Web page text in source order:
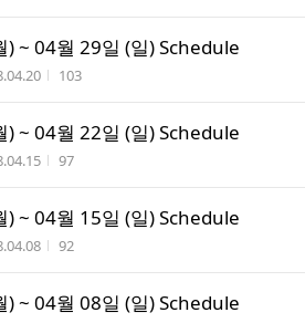
~ 04월 29일 (일) Schedule
시간 조회수
103
~ 04월 22일 (일) Schedule
시간 조회수
97
~ 04월 15일 (일) Schedule
시간 조회수
92
~ 04월 08일 (일) Schedule